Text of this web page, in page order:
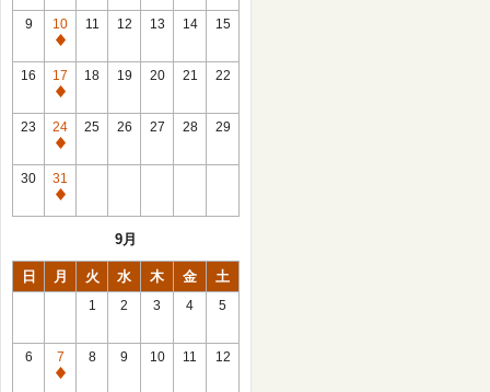
館
日
9
10
休
館
日
11 12 13 14 15
16
17
休
館
日
18 19 20 21 22
23
24
休
館
日
25 26 27 28 29
30
31
休
9月
日 月 火 水 木 金 土
1 2 3 4 5
6
7
休
8 9 10 11 12